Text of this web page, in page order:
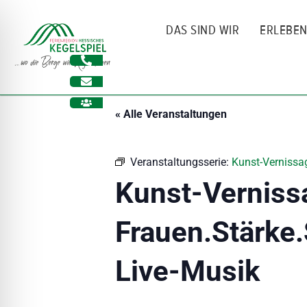
springen
DAS SIND WIR ERLEBEN
« Alle Veranstaltungen
Veranstaltungsserie: Kunst-
Kunst-
Live-Musik